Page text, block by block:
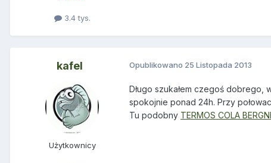
3.4 tys.
kafel
Użytkownicy
Opublikowano 25 Listopada 2013
Długo szukałem czegoś dobrego,
spokojnie ponad 24h. Przy
Tu podobny TERMOS COLA